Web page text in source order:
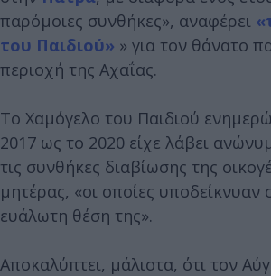
παρόμοιες συνθήκες», αναφέρει
του Παιδιού» » για τον θάνατο
περιοχή της Αχαΐας.
Tο Χαμόγελο του Παιδιού
2017 ως το 2020 είχε λάβει
τις συνθήκες διαβίωσης της
μητέρας, «οι οποίες
ευάλωτη θέση της».
Αποκαλύπτει, μάλιστα, ότι τον